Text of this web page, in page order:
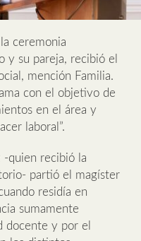
ceremonia
y su pareja, recibió el
mención Familia.
con el objetivo de
en el área y
laboral”.
-quien recibió la
partió el magíster
residía en
sumamente
docente y por el